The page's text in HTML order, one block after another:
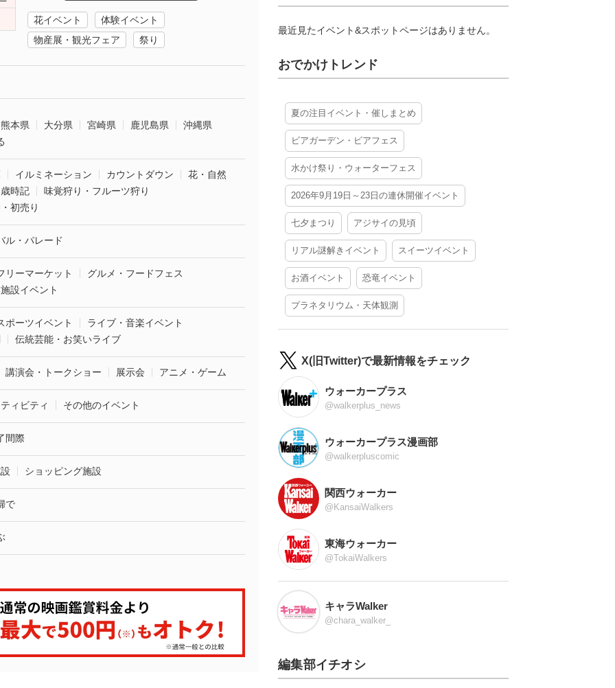
花イベント
体験イベント
物産展・観光フェア
祭り
熊本県 大分県 宮崎県 鹿児島県
沖縄県
イルミネーション カウントダウン
花・自然
時記
味覚狩り・フルーツ狩り
初売り
ル・パレード
リーマーケット
グルメ・フードフェス
設イベント
ポーツイベント
ライブ・音楽イベント
伝統芸能・お笑いライブ
講演会・トークショー 展示会 アニメ・ゲーム
ィビティ その他のイベント
間際
ショッピング施設
で
最近見たイベント&スポットページはありません。
おでかけトレンド
夏の注目イベント・催しまとめ
ビアガーデン・ビアフェス
水かけ祭り・ウォーターフェス
2026年9月19日～23日の連休開催イベント
七夕まつり アジサイの見頃
リアル謎解きイベント スイーツイベント
お酒イベント 恐竜イベント
プラネタリウム・天体観測
X(旧Twitter)で最新情報をチェック
ウォーカープラス
@walkerplus_news
ウォーカープラス漫画部
@walkerpluscomic
関西ウォーカー
@KansaiWalkers
東海ウォーカー
@TokaiWalkers
キャラWalker
@chara_walker_
編集部イチオシ